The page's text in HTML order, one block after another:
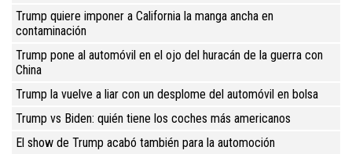
Trump quiere imponer a California la manga ancha en
contaminación
Trump pone al automóvil en el ojo del huracán de la guerra con
China
Trump la vuelve a liar con un desplome del automóvil en bolsa
Trump vs Biden: quién tiene los coches más americanos
El show de Trump acabó también para la automoción